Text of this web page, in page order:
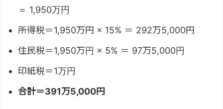
＝ 1,950万円
所得税＝1,950万円 × 15% ＝ 292万5,000円
住民税＝1,950万円 × 5% ＝ 97万5,000円
印紙税＝1万円
合計＝391万5,000円